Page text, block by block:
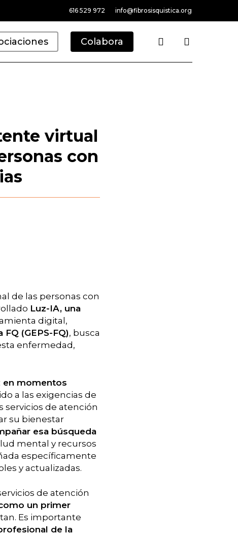
616 529 972 info@fibrosisquistica.org
Colabora search
virtual
con
de las personas con
Luz-IA, una
digital,
(GEPS-FQ), busca
enfermedad,
en momentos
a las exigencias de
servicios de atención
su bienestar
esa búsqueda
mental y recursos
específicamente
y actualizadas.
de atención
un primer
Es importante
de la